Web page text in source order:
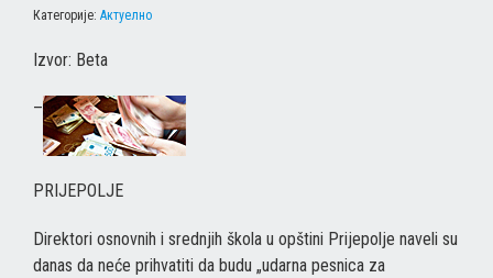
Категорије: Актуелно
Izvor: Beta
–
PRIJEPOLJE
Direktori osnovnih i srednjih škola u opštini Prijepolje naveli su
danas da neće prihvatiti da budu „udarna pesnica za